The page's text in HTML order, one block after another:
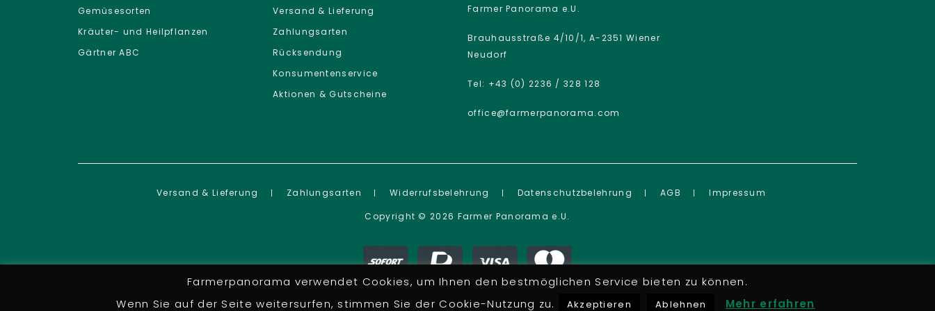
Gemüsesorten
Kräuter- und Heilpflanzen
Gärtner ABC
Versand & Lieferung
Zahlungsarten
Rücksendung
Konsumentenservice
Aktionen & Gutscheine
Farmer Panorama e.U.
Brauhausstraße 4/10/1, A-2351 Wiener
Neudorf
Tel: +43 (0) 2236 / 328 128
office@farmerpanorama.com
Versand & Lieferung Zahlungsarten Widerrufsbelehrung Datenschutzbelehrung AGB
Impressum
Copyright © 2026 Farmer Panorama e.U.
Farmerpanorama verwendet Cookies, um Ihnen den bestmöglichen Service bieten zu können.
Wenn Sie auf der Seite weitersurfen, stimmen Sie der Cookie-Nutzung zu.
Akzeptieren Ablehnen Mehr erfahren